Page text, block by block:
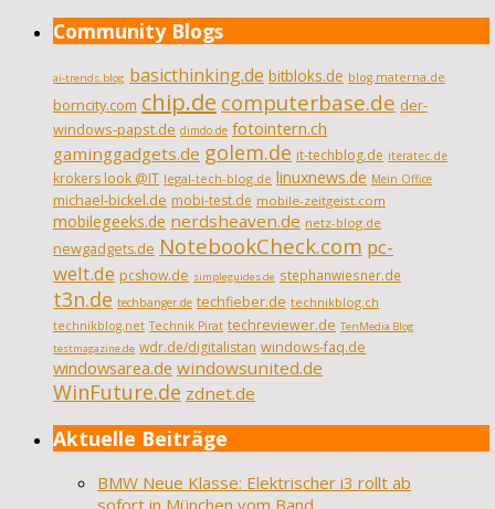
Community Blogs
ai-trends.blog basicthinking.de bitbloks.de blog.materna.de
borncity.com chip.de computerbase.de der-
windows-papst.de dimdo.de fotointern.ch
gaminggadgets.de golem.de it-techblog.de iteratec.de
krokers look @IT legal-tech-blog.de linuxnews.de Mein Office
michael-bickel.de mobi-test.de mobile-zeitgeist.com
mobilegeeks.de nerdsheaven.de netz-blog.de
newgadgets.de NotebookCheck.com pc-
welt.de pcshow.de simpleguides.de stephanwiesner.de
t3n.de techbanger.de techfieber.de technikblog.ch
technikblog.net Technik Pirat techreviewer.de TenMedia Blog
testmagazine.de wdr.de/digitalistan windows-faq.de
windowsarea.de windowsunited.de
WinFuture.de zdnet.de
Aktuelle Beiträge
BMW Neue Klasse: Elektrischer i3 rollt ab
sofort in München vom Band